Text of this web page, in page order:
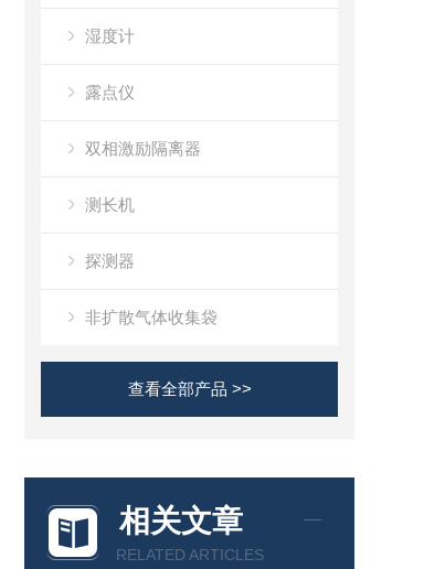
湿度计
露点仪
双相激励隔离器
测长机
探测器
非扩散气体收集袋
查看全部产品 >>
相关文章
RELATED ARTICLES